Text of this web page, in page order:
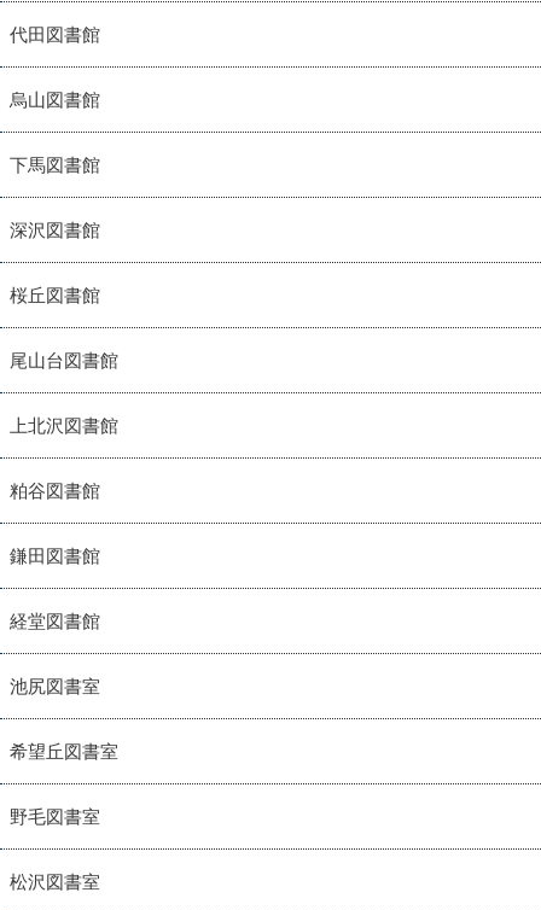
代田図書館
烏山図書館
下馬図書館
深沢図書館
桜丘図書館
尾山台図書館
上北沢図書館
粕谷図書館
鎌田図書館
経堂図書館
池尻図書室
希望丘図書室
野毛図書室
松沢図書室